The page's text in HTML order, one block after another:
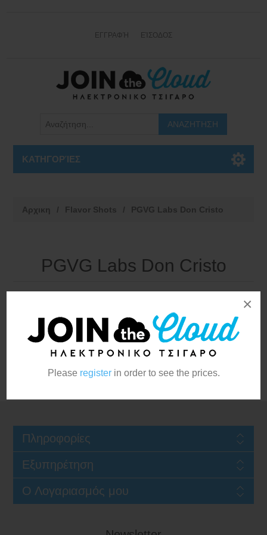
Please registerin order to see the prices.
×
ΕΓΓΡΑΦΉ ΕΊΣΟΔΟΣ
ΚΑΤΗΓΟΡΊΕΣ
Αρχικη / Flavor Shots / PGVG Labs Don Cristo
PGVG Labs Don Cristo
Πληροφορίες
Εξυπηρέτηση
Ο Λογαριασμός μου